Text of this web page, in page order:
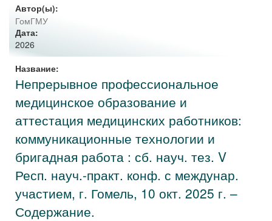
Автор(ы):
ГомГМУ
Дата:
2026
Название:
Непрерывное профессиональное
медицинское образование и
аттестация медицинских работников:
коммуникационные технологии и
бригадная работа : сб. науч. тез. V
Респ. науч.-практ. конф. с междунар.
участием, г. Гомель, 10 окт. 2025 г. –
Содержание.